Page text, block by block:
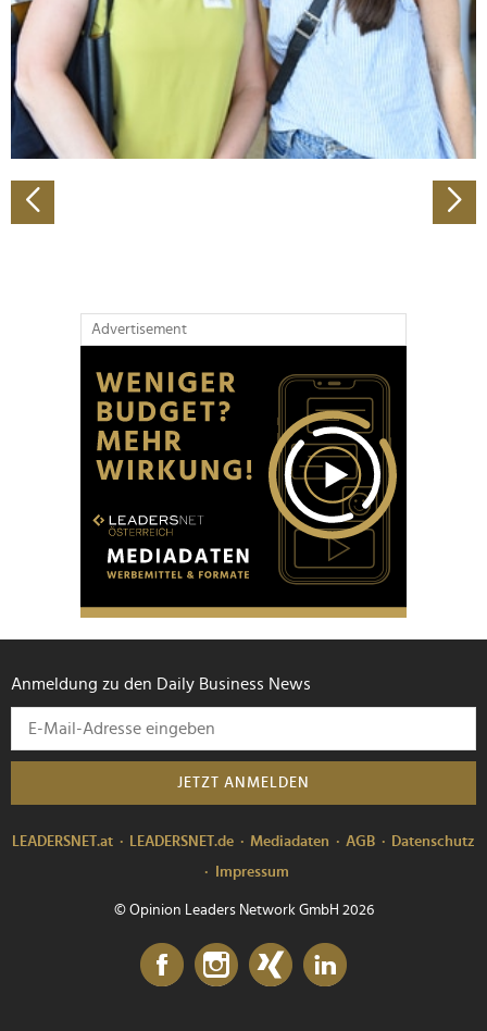
Wir verwenden Cookies, um Inhalte und Anzeigen zu
personalisieren, Funktionen für soziale Medien anbieten
zu können und die Zugriffe auf unsere Website zu
analysieren. Außerdem geben wir Informationen zu Ihrer
Verwendung unserer Website an unsere Partner für
Partner führen diese Informationen möglicherweise mit
weiteren Daten zusammen, die Sie ihnen bereitgestellt
Advertisement
Anmeldung zu den Daily Business News
JETZT ANMELDEN
LEADERSNET.at LEADERSNET.de Mediadaten AGB
Datenschutz
Impressum
© Opinion Leaders Network GmbH 2026